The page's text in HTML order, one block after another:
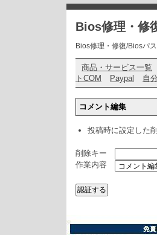
Bios修理・修
Bios修理・修復/Biosパ
商品・サービス一覧
トCOM
Paypal 自
コメント編集
投稿時に設定した
削除キー
作業内容